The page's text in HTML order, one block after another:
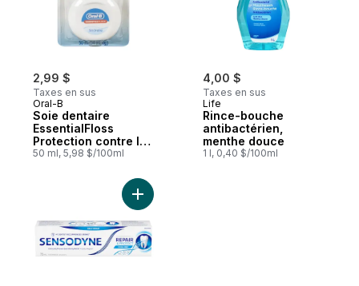
2,99 $
Taxes en sus
Oral-B
Soie dentaire
EssentialFloss
Protection contre la
carie, 50 m
50 ml, 5,98 $/100ml
4,00 $
Taxes en sus
Life
Rince-bouche
antibactérien,
menthe douce
1 l, 0,40 $/100ml
Ajouter Répare Et Protège (Dentifrice) au